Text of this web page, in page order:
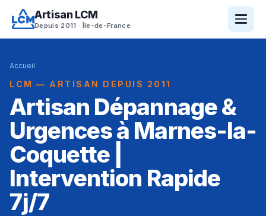
Artisan LCM
Depuis 2011 · Île-de-France
Accueil
LCM — ARTISAN DEPUIS 2011
Artisan Dépannage &
Urgences à Marnes-la-
Coquette |
Intervention Rapide
7j/7